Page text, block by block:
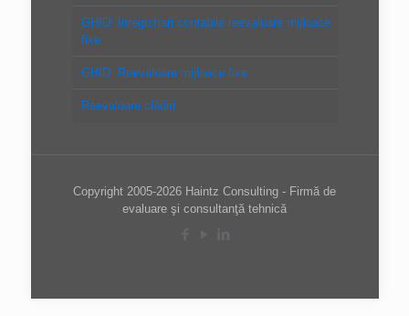
GHID: Inregistrari contabile reevaluare mijloace
fixe
GHID: Reevaluare mijloace fixe
Reevaluare clădiri
Copyright 2005-2026 Haintz Consulting - Firmă de
evaluare şi consultanţă tehnică